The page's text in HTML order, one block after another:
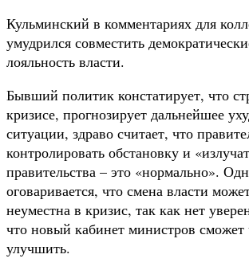
Кульминский в комментариях для
умудрился совместить
лояльность власти.
Бывший политик констатирует, что
кризисе, прогнозирует дальнейшее
ситуации, здраво считает, что
контролировать обстановку и
правительства – это «нормально».
оговаривается, что смена власти
неуместна в кризис, так как нет
что новый кабинет министров сможет
улучшить.